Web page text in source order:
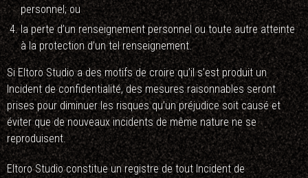
personnel; ou
la perte d’un renseignement personnel ou toute autre atteinte
à la protection d’un tel renseignement.
Si Eltoro Studio a des motifs de croire qu’il s’est produit un
Incident de confidentialité, des mesures raisonnables seront
prises pour diminuer les risques qu’un préjudice soit causé et
éviter que de nouveaux incidents de même nature ne se
reproduisent.
Eltoro Studio constitue un registre de tout Incident de